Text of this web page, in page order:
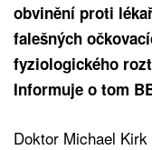
obvinění proti
falešných
fyziologického
Informuje o tom
Doktor Michael